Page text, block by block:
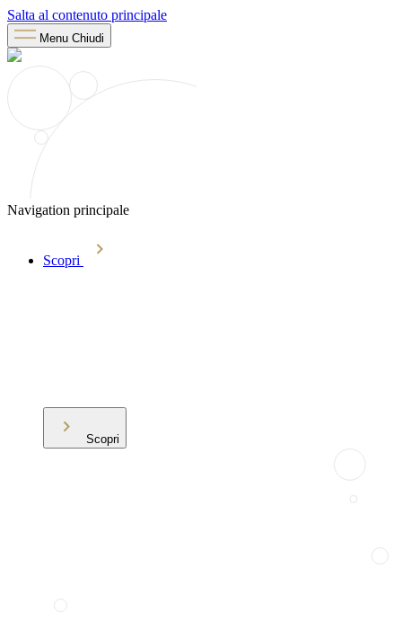
Salta al contenuto principale
Menu Chiudi
Navigation principale
Scopri
Scopri